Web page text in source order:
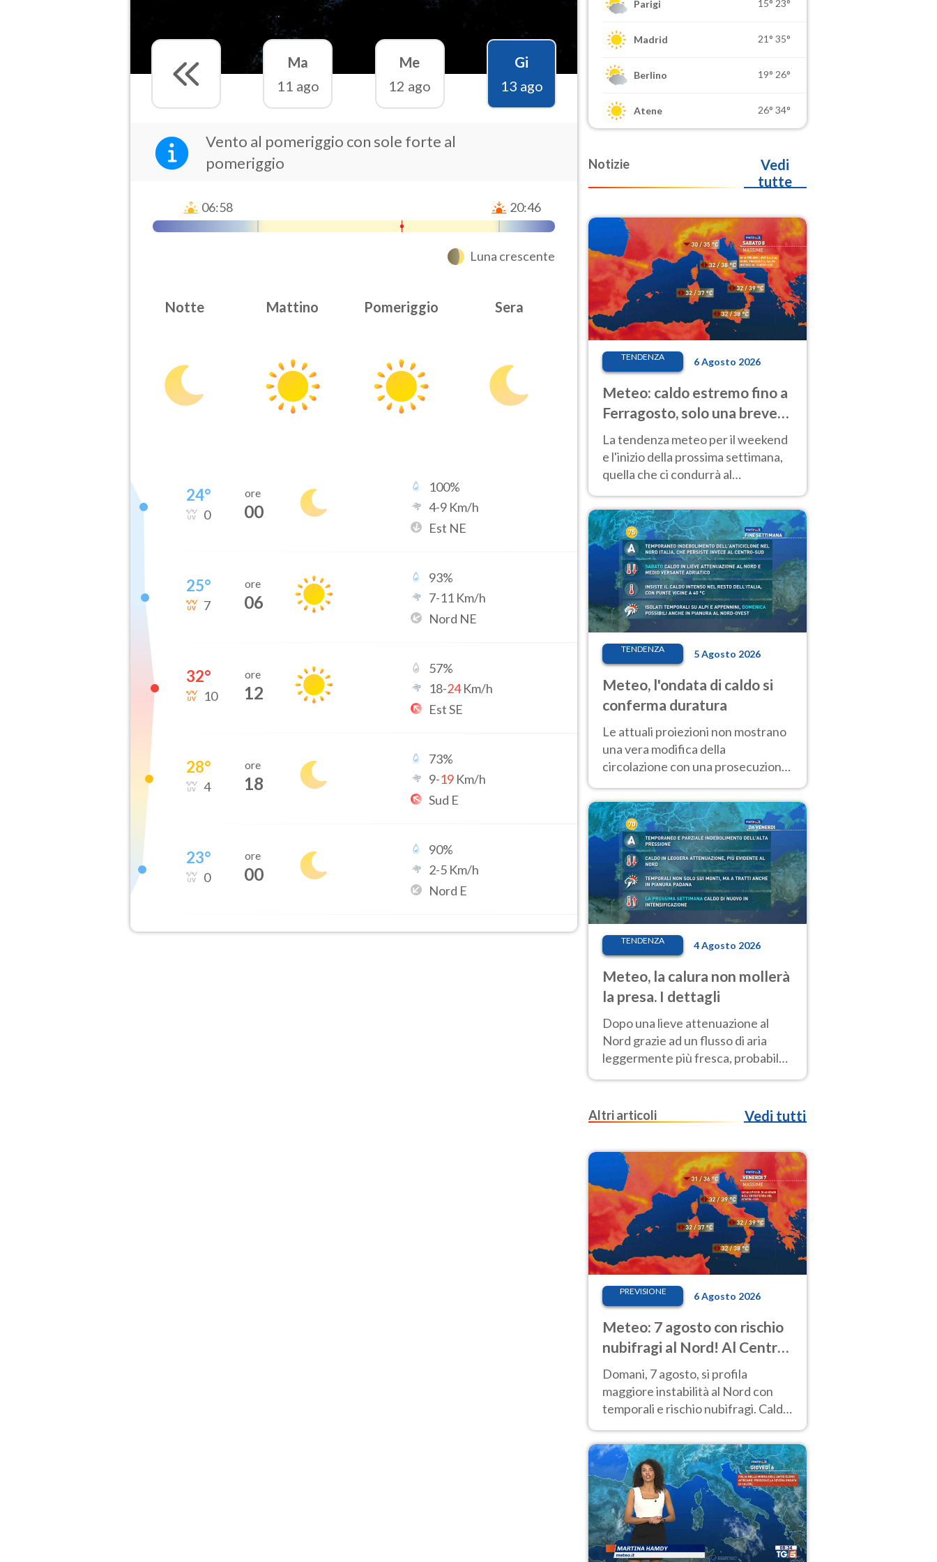
Ma
11 ago
Me
12 ago
Gi
13 ago
Vento al pomeriggio con sole forte al
pomeriggio
06:58 20:46
Luna crescente
Notte Mattino Pomeriggio Sera
24°
0
ore
00
100%
4-9 Km/h
Est NE
25°
7
ore
06
93%
7-11 Km/h
Nord NE
32°
10
ore
12
57%
18-24Km/h
Est SE
28°
4
ore
18
73%
9-19 Km/h
Sud E
23°
0
ore
00
90%
2-5 Km/h
Nord E
Parigi 15° 23°
Madrid 21° 35°
Berlino 19° 26°
Atene 26° 34°
Notizie
Vedi
tutte
TENDENZA 6 Agosto 2026
Meteo: caldo estremo fino a
Ferragosto, solo una breve
pausa. Ecco dove
La tendenza meteo per il weekend
e l'inizio della prossima settimana,
quella che ci condurrà al
temperature molto elevate
TENDENZA 5 Agosto 2026
Meteo, l'ondata di caldo si
conferma duratura
Le attuali proiezioni non mostrano
una vera modifica della
circolazione con una prosecuzione
giorni, compresa la settimana di
Ferragosto
TENDENZA 4 Agosto 2026
Meteo, la calura non mollerà
la presa. I dettagli
Dopo una lieve attenuazione al
Nord grazie ad un flusso di aria
leggermente più fresca, probabile
nuovo rinforzo dell’anticiclone
Altri articoli
Vedi tutti
PREVISIONE 6 Agosto 2026
Meteo: 7 agosto con rischio
nubifragi al Nord! Al Centro-
Sud caldo estremo
Domani, 7 agosto, si profila
maggiore instabilità al Nord con
temporali e rischio nubifragi. Caldo
previsioni.